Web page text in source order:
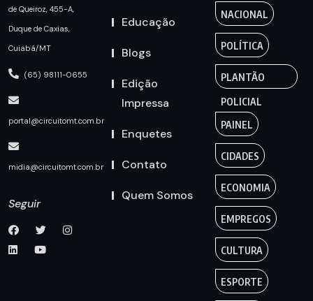
de Queiroz, 455-A,
Duque de Caxias,
Cuiabá/MT
(65) 98111-0655
portal@circuitomt.com.br
midia@circuitomt.com.br
Seguir
Educação
Blogs
Edição
Impressa
Enquetes
Contato
Quem Somos
NACIONAL
POLÍTICA
PLANTÃO
POLICIAL
PAINEL
CIDADES
ECONOMIA
EMPREGOS
CULTURA
ESPORTE